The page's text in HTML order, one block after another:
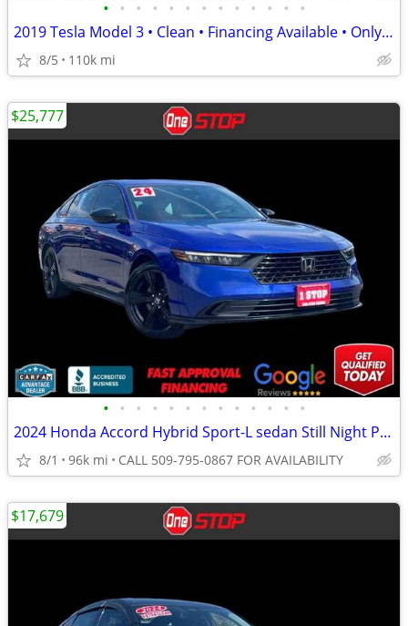
• • • • • • • • • • • • •
2019 Tesla Model 3 • Clean • Financing Available • Only $19,950
8/5 110k mi
• • • • • • • • • • • • •
2024 Honda Accord Hybrid Sport-L sedan Still Night Pearl
8/1 96k mi CALL 509-795-0867 FOR AVAILABILITY
$25,777
$17,679